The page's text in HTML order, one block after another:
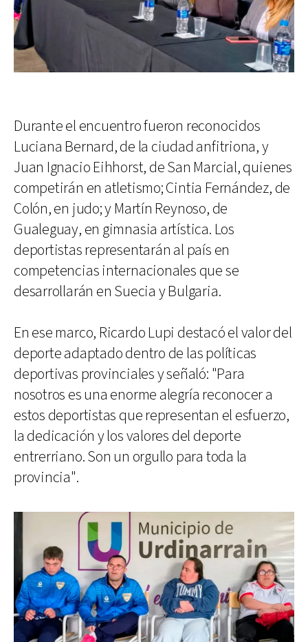
Durante el encuentro fueron reconocidos
Luciana Bernard, de la ciudad anfitriona, y
Juan Ignacio Eihhorst, de San Marcial, quienes
competirán en atletismo; Cintia Fernández, de
Colón, en judo; y Martín Reynoso, de
Gualeguay, en gimnasia artística. Los
deportistas representarán al país en
competencias internacionales que se
desarrollarán en Suecia y Bulgaria.
En ese marco, Ricardo Lupi destacó el valor del
deporte adaptado dentro de las políticas
deportivas provinciales y señaló: "Para
nosotros es una enorme alegría reconocer a
estos deportistas que representan el esfuerzo,
la dedicación y los valores del deporte
entrerriano. Son un orgullo para toda la
provincia".